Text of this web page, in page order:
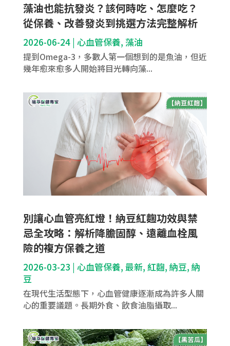
藻油也能抗發炎？該何時吃、怎麼吃？
從保養、改善發炎到挑選方法完整解析
2026-06-24| 心血管保養, 藻油
提到Omega-3，多數人第一個想到的是魚油，但近
幾年愈來愈多人開始將目光轉向藻...
別讓心血管亮紅燈！納豆紅麴功效與禁
忌全攻略：解析降膽固醇、遠離血栓風
險的複方保養之道
2026-03-23 | 心血管保養, 最新, 紅麴, 納豆, 納
豆
在現代生活型態下，心血管健康逐漸成為許多人關
心的重要議題。長期外食、飲食油脂攝取...